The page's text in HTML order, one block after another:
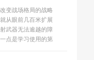
变战场格局的战略
从眼前几百米扩展
武器无法逾越的障
点是学习使用的第